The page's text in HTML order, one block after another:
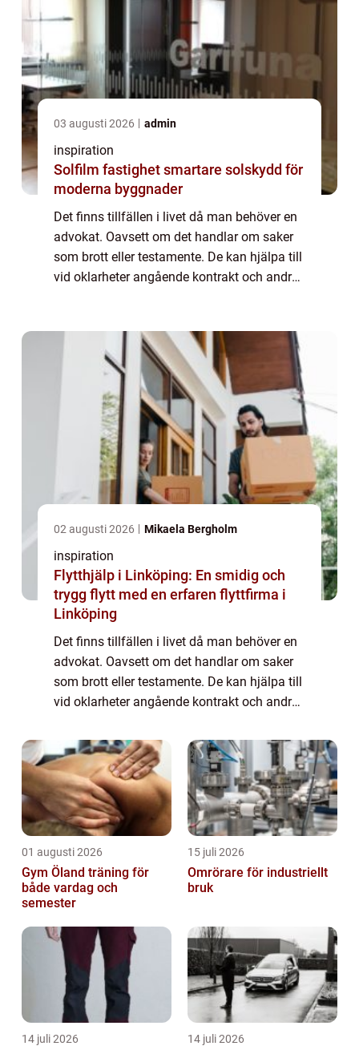
03 augusti 2026 admin
inspiration
Solfilm fastighet smartare solskydd för
moderna byggnader
Det finns tillfällen i livet då man behöver en
advokat. Oavsett om det handlar om saker
som brott eller testamente. De kan hjälpa till
vid oklarheter angående kontrakt och andra
02 augusti 2026 Mikaela Bergholm
inspiration
Flytthjälp i Linköping: En smidig och
trygg flytt med en erfaren flyttfirma i
Linköping
Det finns tillfällen i livet då man behöver en
advokat. Oavsett om det handlar om saker
som brott eller testamente. De kan hjälpa till
vid oklarheter angående kontrakt och andra
paragrafer. Eller om någon försöker at...
01 augusti 2026
Gym Öland träning för
både vardag och
semester
15 juli 2026
Omrörare för industriellt
bruk
14 juli 2026 14 juli 2026